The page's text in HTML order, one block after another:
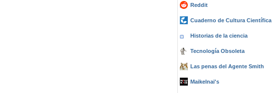
Reddit
Cuaderno de Cultura Científica
Historias de la ciencia
Tecnología Obsoleta
Las penas del Agente Smith
Maikelnai's